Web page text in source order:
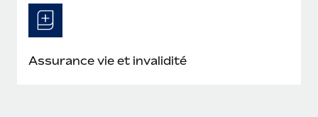
Assurance vie et invalidité